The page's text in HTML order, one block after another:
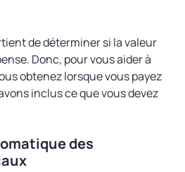
de déterminer si la valeur
Donc, pour vous aider à
obtenez lorsque vous payez
inclus ce que vous devez
des